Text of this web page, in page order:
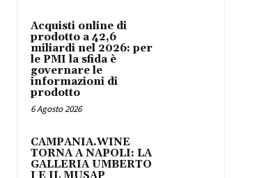
Acquisti online di
prodotto a 42,6
miliardi nel 2026: per
le PMI la sfida è
governare le
informazioni di
prodotto
6 Agosto 2026
CAMPANIA.WINE
TORNA A NAPOLI: LA
GALLERIA UMBERTO